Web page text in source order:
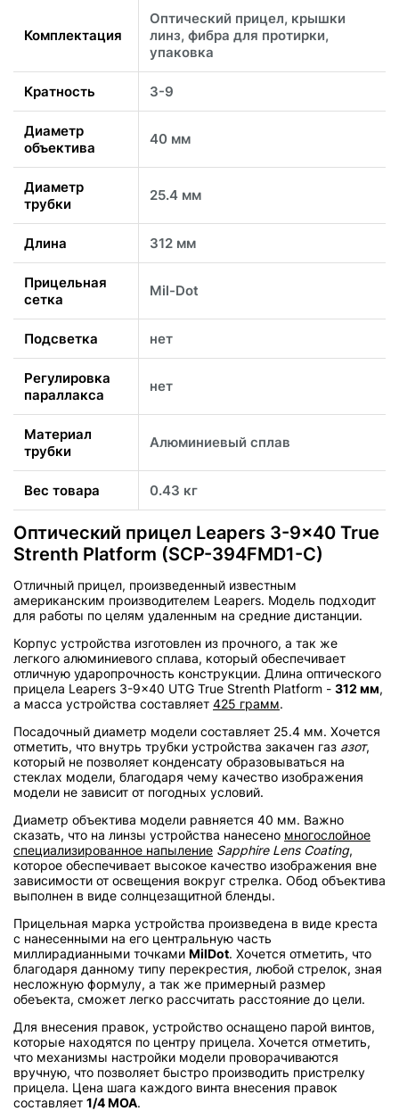
Комплектация
Оптический прицел, крышки
линз, фибра для протирки,
упаковка
Кратность 3-9
Диаметр
объектива
40 мм
Диаметр
трубки
25.4 мм
Длина 312 мм
Прицельная
сетка
Mil-Dot
Подсветка нет
Регулировка
параллакса
нет
Материал
трубки
Алюминиевый сплав
Вес товара 0.43 кг
Оптический прицел Leapers 3-9x40 True
Strenth Platform (SCP-394FMD1-C)
Отличный прицел, произведенный известным
американским производителем Leapers. Модель подходит
для работы по целям удаленным на средние дистанции.
Корпус устройства изготовлен из прочного, а так же
легкого алюминиевого сплава, который обеспечивает
отличную ударопрочность конструкции. Длина оптического
прицела Leapers 3-9x40 UTG True Strenth Platform - 312 мм,
а масса устройства составляет 425 грамм.
Посадочный диаметр модели составляет 25.4 мм. Хочется
отметить, что внутрь трубки устройства закачен газ азот,
который не позволяет конденсату образовываться на
стеклах модели, благодаря чему качество изображения
модели не зависит от погодных условий.
Диаметр объектива модели равняется 40 мм. Важно
сказать, что на линзы устройства нанесено многослойное
специализированное напыление Sapphire Lens Coating,
которое обеспечивает высокое качество изображения вне
зависимости от освещения вокруг стрелка. Обод объектива
выполнен в виде солнцезащитной бленды.
Прицельная марка устройства произведена в виде креста
с нанесенными на его центральную часть
миллирадианными точками MilDot. Хочется отметить, что
благодаря данному типу перекрестия, любой стрелок, зная
несложную формулу, а так же примерный размер
обеъекта, сможет легко рассчитать расстояние до цели.
Для внесения правок, устройство оснащено парой винтов,
которые находятся по центру прицела. Хочется отметить,
что механизмы настройки модели проворачиваются
вручную, что позволяет быстро производить пристрелку
прицела. Цена шага каждого винта внесения правок
составляет 1/4 МОА.